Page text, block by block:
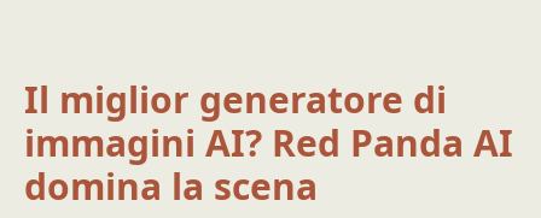
Il miglior generatore di
immagini AI? Red Panda AI
domina la scena